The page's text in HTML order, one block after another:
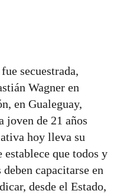
secuestrada,
Wagner en
en Gualeguay,
de 21 años
hoy lleva su
que todos y
capacitarse en
desde el Estado,